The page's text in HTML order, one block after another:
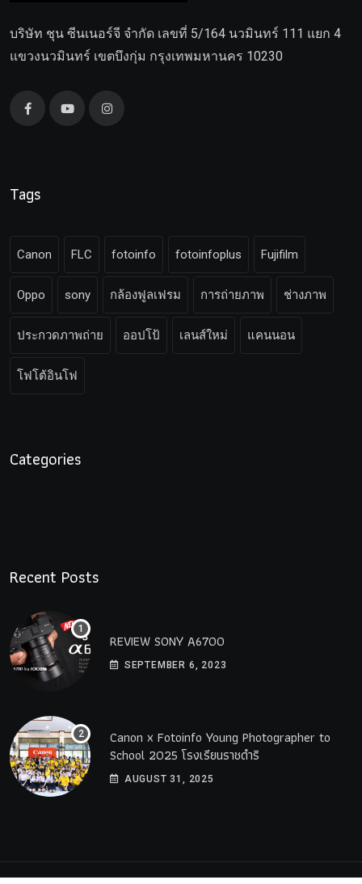
บริษัท ชุน ซีนเนอร์จี จำกัด เลขที่ 5/164 นวมินทร์ 111 แยก 4
แขวงนวมินทร์ เขตบึงกุ่ม กรุงเทพมหานคร 10230
Tags
Canon FLC fotoinfo fotoinfoplus Fujifilm
Oppo sony กล้องฟูลเฟรม การถ่ายภาพ ช่างภาพ
ประกวดภาพถ่าย ออปโป้ เลนส์ใหม่ แคนนอน
โฟโต้อินโฟ
Categories
Recent Posts
REVIEW SONY A6700
SEPTEMBER 6, 2023
Canon x Fotoinfo​ Young​ Photographer to
School 2025 โรงเรียนราชดำริ
AUGUST 31, 2025